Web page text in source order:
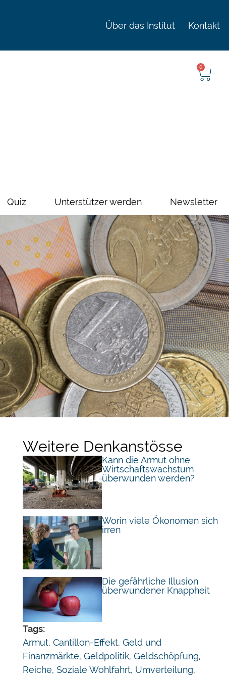
Über das Institut Kontakt
0
Quiz Unterstützer werden Newsletter
Weitere Denkanstösse
Kann die Armut ohne
Wirtschaftswachstum
überwunden werden?
Worin viele Ökonomen sich
irren
Die gefährliche Illusion
überwundener Knappheit
Tags:
Armut, Cantillon-Effekt, Geld und
Finanzmärkte, Geldpolitik, Geldschöpfung,
Reiche, Soziale Wohlfahrt, Umverteilung,